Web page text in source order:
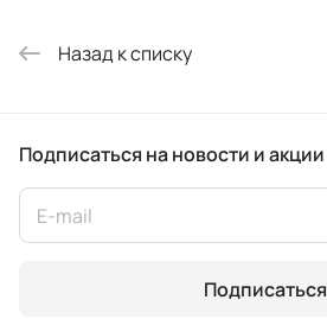
Назад к списку
Подписаться на новости и акции
Подписаться